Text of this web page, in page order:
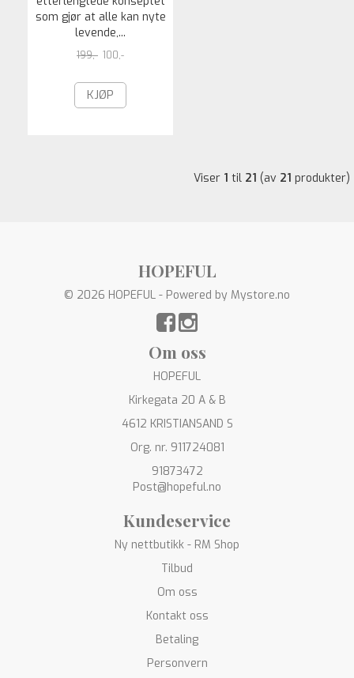
som gjør at alle kan nyte
levende,...
199,- 100,-
KJØP
Viser 1 til 21 (av 21 produkter)
HOPEFUL
© 2026 HOPEFUL - Powered by Mystore.no
Om oss
HOPEFUL
Kirkegata 20 A & B
4612 KRISTIANSAND S
Org. nr. 911724081
91873472
Post@hopeful.no
Kundeservice
Ny nettbutikk - RM Shop
Tilbud
Om oss
Kontakt oss
Betaling
Personvern